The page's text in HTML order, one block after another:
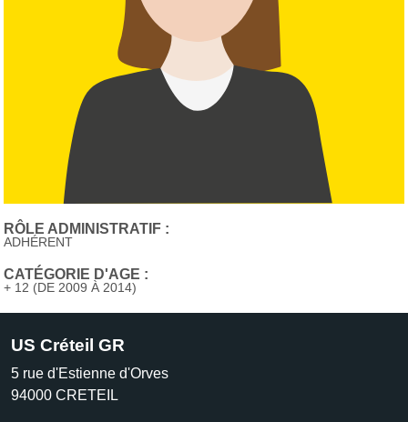
RÔLE ADMINISTRATIF :
ADHÉRENT
CATÉGORIE D'AGE :
+ 12 (DE 2009 À 2014)
US Créteil GR
5 rue d'Estienne d'Orves
94000 CRETEIL